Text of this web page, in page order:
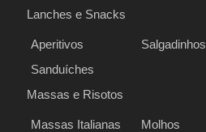
Lanches e Snacks
Aperitivos
Salgadinhos
Sanduíches
Massas e Risotos
Massas Italianas
Molhos